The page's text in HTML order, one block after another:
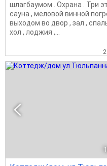
шлагбаумом . Охрана . Три
сауна , меловой винной
выходом во двор , зал ,
хол , лоджия ,...
1